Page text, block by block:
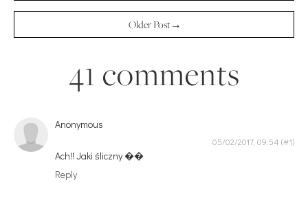
Older Post →
41 comments
Anonymous
05/02/2017, 09:54
Ach!! Jaki śliczny ��
Reply